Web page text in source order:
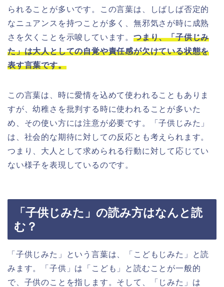
られることが多いです。この言葉は、しばしば否定的
なニュアンスを持つことが多く、無邪気さが時に成熟
さを欠くことを示唆しています。 つまり、「子供じみ
た」は大人としての自覚や責任感が欠けている状態を
表す言葉です。
この言葉は、時に愛情を込めて使われることもありま
すが、幼稚さを批判する時に使われることが多いた
め、その使い方には注意が必要です。「子供じみた」
は、社会的な期待に対しての反応とも考えられます。
つまり、大人として求められる行動に対して応じてい
ない様子を表現しているのです。
「子供じみた」の読み方はなんと読
む？
「子供じみた」という言葉は、「こどもじみた」と読
みます。「子供」は「こども」と読むことが一般的
で、子供のことを指します。そして、「じみた」は